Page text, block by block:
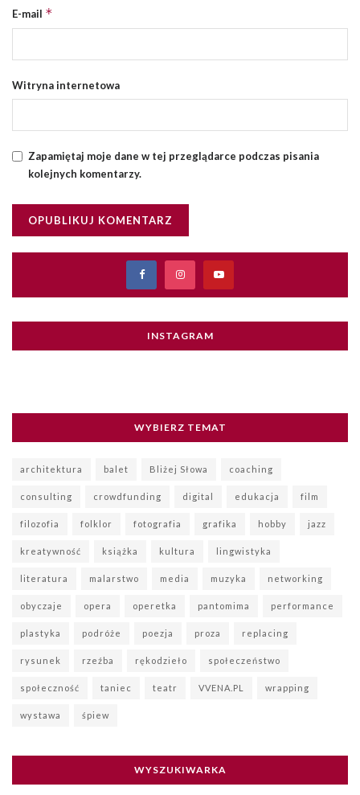
E-mail *
Witryna internetowa
Zapamiętaj moje dane w tej przeglądarce podczas pisania
kolejnych komentarzy.
INSTAGRAM
WYBIERZ TEMAT
architektura balet Bliżej Słowa coaching
consulting crowdfunding digital edukacja film
filozofia folklor fotografia grafika hobby jazz
kreatywność książka kultura lingwistyka
literatura malarstwo media muzyka networking
obyczaje opera operetka pantomima performance
plastyka podróże poezja proza replacing
rysunek rzeźba rękodzieło społeczeństwo
społeczność taniec teatr VVENA.PL wrapping
wystawa śpiew
WYSZUKIWARKA